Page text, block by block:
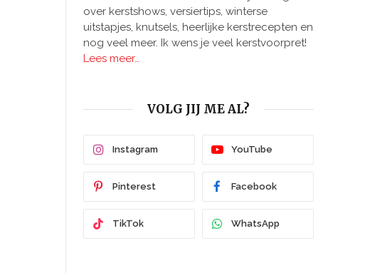
over kerstshows, versiertips, winterse
uitstapjes, knutsels, heerlijke kerstrecepten en
nog veel meer. Ik wens je veel kerstvoorpret!
Lees meer…
VOLG JIJ ME AL?
Instagram YouTube
Pinterest Facebook
TikTok WhatsApp